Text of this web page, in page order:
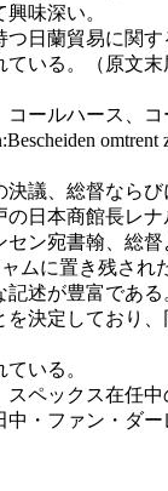
味深い。
日蘭貿易に関
いる。（原文
ールハース、
議、総督なら
日本商館長レ
ン宛書翰、総
に置き残され
述が豊富である
決定しており
いる。
ペックス在任中
・ファン・ダ